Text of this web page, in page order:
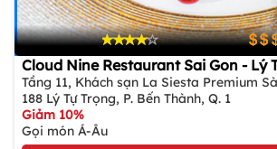
Cloud Nine Restaurant Sai Gon - Lý
Tầng 11, Khách sạn La Siesta Premium
188 Lý Tự Trọng, P. Bến Thành, Q. 1
Giảm 10%
Gọi món Á-Âu